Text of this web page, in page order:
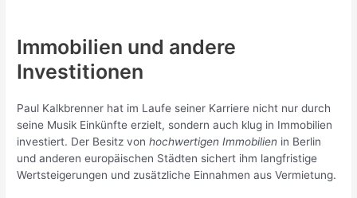
Immobilien und andere
Investitionen
Paul Kalkbrenner hat im Laufe seiner Karriere nicht nur durch
seine Musik Einkünfte erzielt, sondern auch klug in Immobilien
investiert. Der Besitz vonhochwertigen Immobilien in Berlin
und anderen europäischen Städten sichert ihm langfristige
Wertsteigerungen und zusätzliche Einnahmen aus Vermietung.